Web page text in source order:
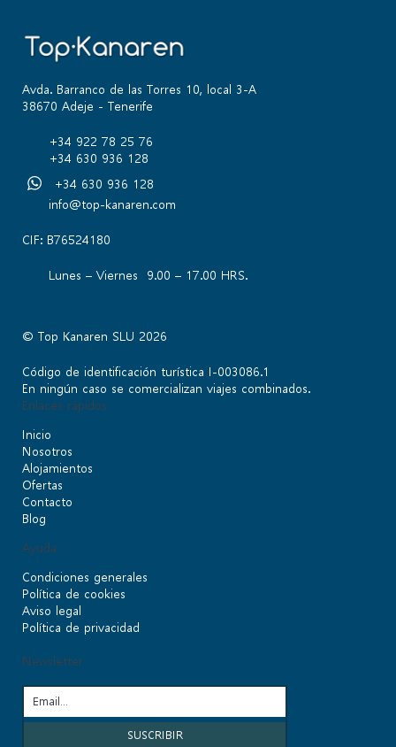
Avda. Barranco de las Torres 10, local 3-A
38670 Adeje - Tenerife
+34 922 78 25 76
+34 630 936 128
+34 630 936 128
info@top-kanaren.com
CIF: B76524180
Lunes – Viernes 9.00 – 17.00 HRS.
© Top Kanaren SLU 2026
Código de identificación turística I-003086.1
En ningún caso se comercializan viajes combinados.
Enlaces rápidos
Inicio
Nosotros
Alojamientos
Ofertas
Contacto
Blog
Ayuda
Condiciones generales
Política de cookies
Aviso legal
Política de privacidad
Newsletter